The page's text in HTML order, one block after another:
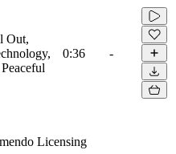
Out,
0:36 -
Licensing